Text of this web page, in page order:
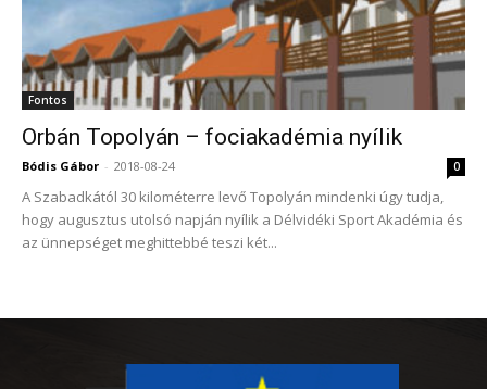
Fontos
Orbán Topolyán – fociakadémia nyílik
Bódis Gábor - 2018-08-24 0
A Szabadkától 30 kilométerre levő Topolyán mindenki úgy tudja,
hogy augusztus utolsó napján nyílik a Délvidéki Sport Akadémia és
az ünnepséget meghittebbé teszi két...